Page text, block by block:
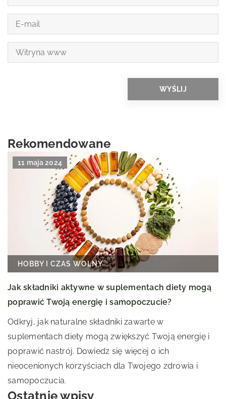
Rekomendowane
11 maja 2024
HOBBY I CZAS WOLNY
Jak składniki aktywne w suplementach diety mogą
poprawić Twoją energię i samopoczucie?
Odkryj, jak naturalne składniki zawarte w
suplementach diety mogą zwiększyć Twoją energię i
poprawić nastrój. Dowiedz się więcej o ich
nieocenionych korzyściach dla Twojego zdrowia i
samopoczucia.
Ostatnie wpisy